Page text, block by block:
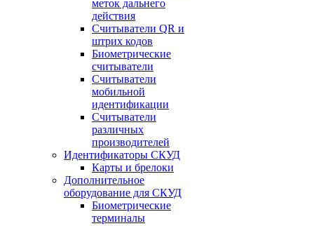
меток дальнего
действия
Считыватели QR и
штрих кодов
Биометрические
считыватели
Считыватели
мобильной
идентификации
Считыватели
различных
производителей
Идентификаторы СКУД
Карты и брелоки
Дополнительное
оборудование для СКУД
Биометрические
терминалы